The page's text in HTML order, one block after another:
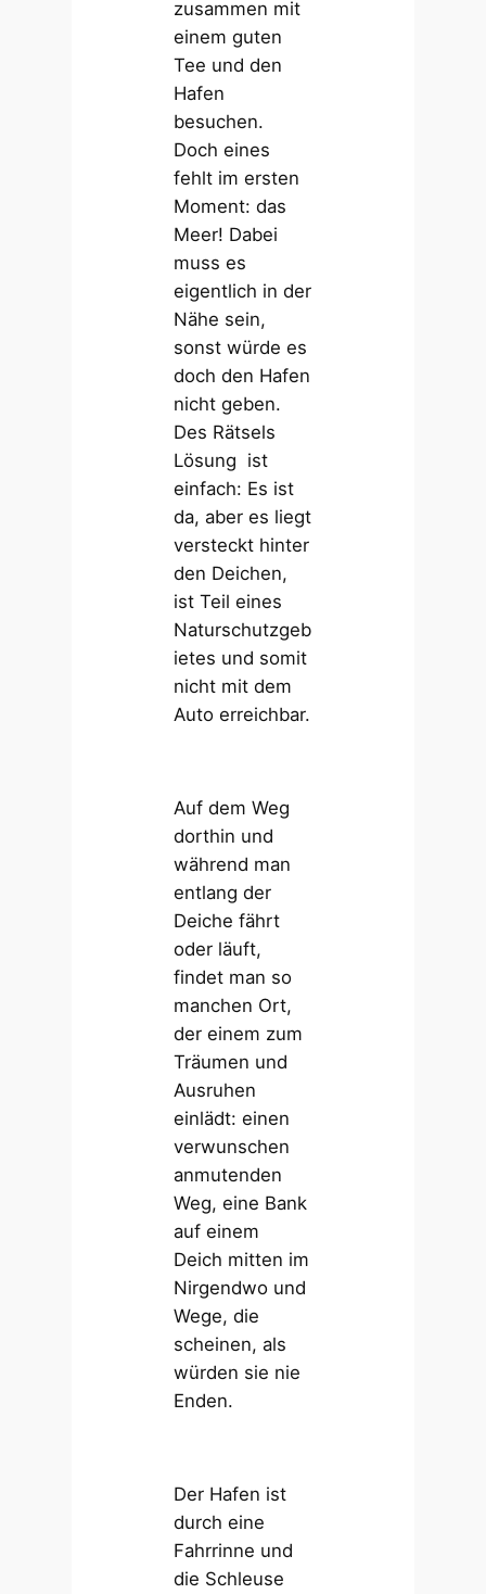
zusammen mit
einem guten
Tee und den
Hafen
besuchen.
Doch eines
fehlt im ersten
Moment: das
Meer! Dabei
muss es
eigentlich in der
Nähe sein,
sonst würde es
doch den Hafen
nicht geben.
Des Rätsels
Lösung ist
einfach: Es ist
da, aber es liegt
versteckt hinter
den Deichen,
ist Teil eines
Naturschutzgeb
ietes und somit
nicht mit dem
Auto erreichbar.
Auf dem Weg
dorthin und
während man
entlang der
Deiche fährt
oder läuft,
findet man so
manchen Ort,
der einem zum
Träumen und
Ausruhen
einlädt: einen
verwunschen
anmutenden
Weg, eine Bank
auf einem
Deich mitten im
Nirgendwo und
Wege, die
scheinen, als
würden sie nie
Enden.
Der Hafen ist
durch eine
Fahrrinne und
die Schleuse